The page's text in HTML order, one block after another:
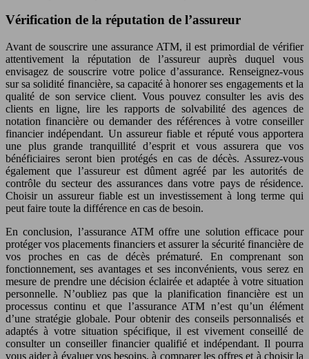
Vérification de la réputation de l’assureur
Avant de souscrire une assurance ATM, il est primordial de vérifier
attentivement la réputation de l’assureur auprès duquel vous
envisagez de souscrire votre police d’assurance. Renseignez-vous
sur sa solidité financière, sa capacité à honorer ses engagements et la
qualité de son service client. Vous pouvez consulter les avis des
clients en ligne, lire les rapports de solvabilité des agences de
notation financière ou demander des références à votre conseiller
financier indépendant. Un assureur fiable et réputé vous apportera
une plus grande tranquillité d’esprit et vous assurera que vos
bénéficiaires seront bien protégés en cas de décès. Assurez-vous
également que l’assureur est dûment agréé par les autorités de
contrôle du secteur des assurances dans votre pays de résidence.
Choisir un assureur fiable est un investissement à long terme qui
peut faire toute la différence en cas de besoin.
En conclusion, l’assurance ATM offre une solution efficace pour
protéger vos placements financiers et assurer la sécurité financière de
vos proches en cas de décès prématuré. En comprenant son
fonctionnement, ses avantages et ses inconvénients, vous serez en
mesure de prendre une décision éclairée et adaptée à votre situation
personnelle. N’oubliez pas que la planification financière est un
processus continu et que l’assurance ATM n’est qu’un élément
d’une stratégie globale. Pour obtenir des conseils personnalisés et
adaptés à votre situation spécifique, il est vivement conseillé de
consulter un conseiller financier qualifié et indépendant. Il pourra
vous aider à évaluer vos besoins, à comparer les offres et à choisir la